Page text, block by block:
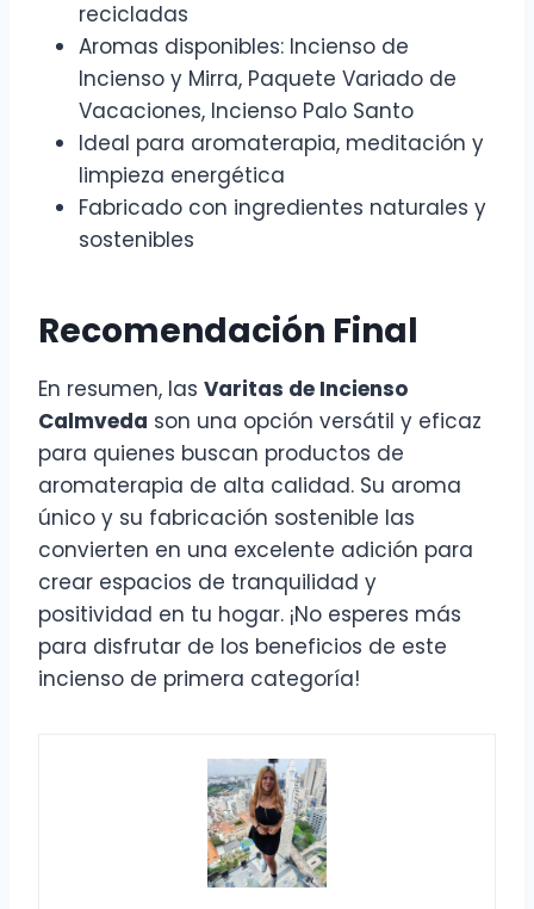
recicladas
Aromas disponibles: Incienso de
Incienso y Mirra, Paquete Variado de
Vacaciones, Incienso Palo Santo
Ideal para aromaterapia, meditación y
limpieza energética
Fabricado con ingredientes naturales y
sostenibles
Recomendación Final
En resumen, las Varitas de Incienso
Calmveda son una opción versátil y eficaz
para quienes buscan productos de
aromaterapia de alta calidad. Su aroma
único y su fabricación sostenible las
convierten en una excelente adición para
crear espacios de tranquilidad y
positividad en tu hogar. ¡No esperes más
para disfrutar de los beneficios de este
incienso de primera categoría!